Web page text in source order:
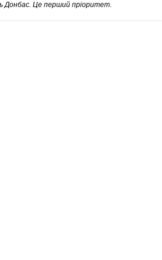
Донбас. Це перший пріоритет.